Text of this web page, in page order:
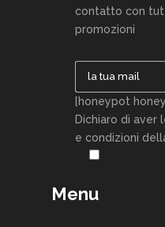
contatto con
promozioni
[honeypot
Dichiaro di
e condizioni
Menu